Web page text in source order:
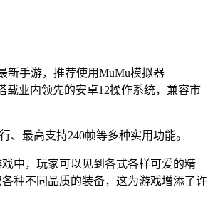
新手游，推荐使用MuMu模拟器
载业内领先的安卓12操作系统，兼容市
、最高支持240帧等多种实用功能。
中，玩家可以见到各式各样可爱的精
种不同品质的装备，这为游戏增添了许